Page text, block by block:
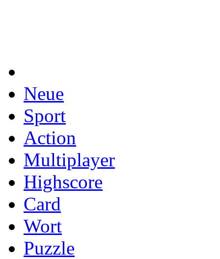
Neue
Sport
Action
Multiplayer
Highscore
Card
Wort
Puzzle